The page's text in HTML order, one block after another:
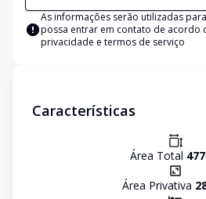
As informações serão utilizadas
possa entrar em contato de acordo
privacidade e termos de serviço
Características
Área Total 477
Área Privativa